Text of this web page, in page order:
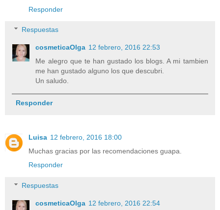
Responder
Respuestas
cosmeticaOlga 12 febrero, 2016 22:53
Me alegro que te han gustado los blogs. A mi tambien
me han gustado alguno los que descubri.
Un saludo.
Responder
Luisa 12 febrero, 2016 18:00
Muchas gracias por las recomendaciones guapa.
Responder
Respuestas
cosmeticaOlga 12 febrero, 2016 22:54